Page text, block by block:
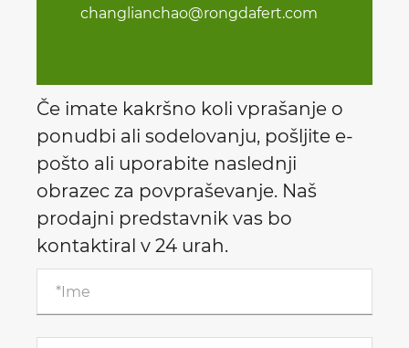
changlianchao@rongdafert.com
Če imate kakršno koli vprašanje o
ponudbi ali sodelovanju, pošljite e-
pošto ali uporabite naslednji
obrazec za povpraševanje. Naš
prodajni predstavnik vas bo
kontaktiral v 24 urah.